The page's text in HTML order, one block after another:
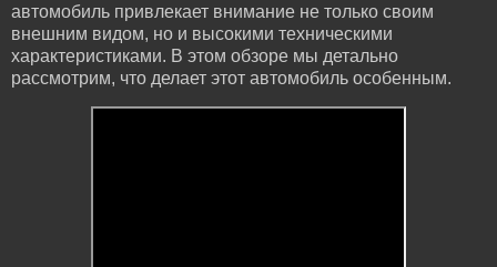
автомобиль привлекает внимание не только своим
внешним видом, но и высокими техническими
характеристиками. В этом обзоре мы детально
рассмотрим, что делает этот автомобиль особенным.